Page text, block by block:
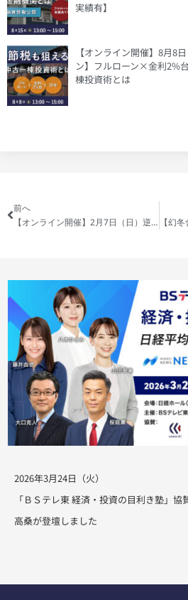
実績有】
【オンライン開催】8月
ン】フルローン×金利2%
棟投資術とは
前へ
【オンライン開催】2月7日（日）逆張り戦略で不動産投資を勝ち抜く秘訣！少額資金で始める中古1棟アパート投資術！
2026年3月24日（火）
「ＢＳテレ東 経済・投資の目利き塾」
高桑が登壇しました